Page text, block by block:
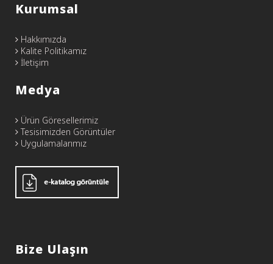
Kurumsal
Hakkımızda
Kalite Politikamız
İletişim
Medya
Ürün Göresellerimiz
Tesisimizden Görüntüler
Uygulamalarımız
Bize Ulaşın